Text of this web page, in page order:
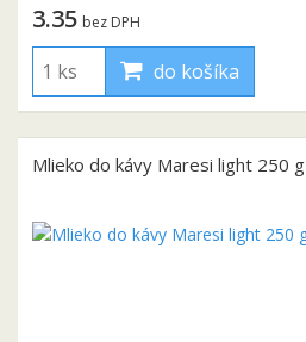
3.35 bez DPH
do košíka
Mlieko do kávy Maresi light 250 g